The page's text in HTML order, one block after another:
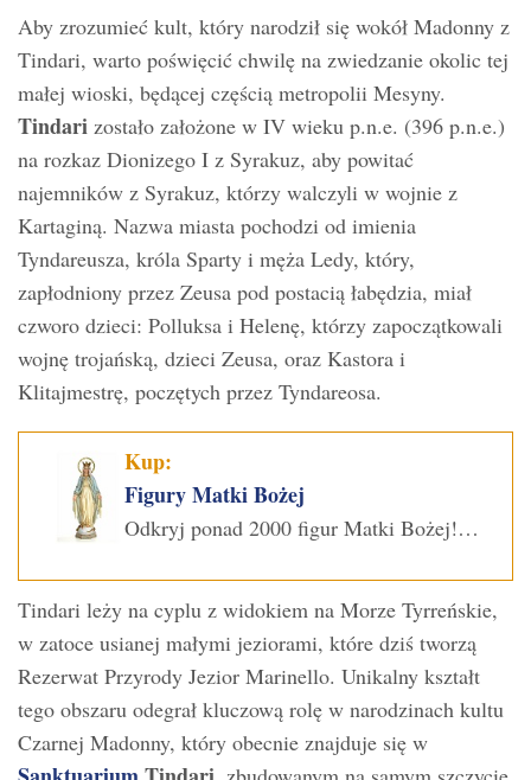
Aby zrozumieć kult, który narodził się wokół Madonny z
Tindari, warto poświęcić chwilę na zwiedzanie okolic tej
małej wioski, będącej częścią metropolii Mesyny.
Tindari zostało założone w IV wieku p.n.e. (396 p.n.e.)
na rozkaz Dionizego I z Syrakuz, aby powitać
najemników z Syrakuz, którzy walczyli w wojnie z
Kartaginą. Nazwa miasta pochodzi od imienia
Tyndareusza, króla Sparty i męża Ledy, który,
zapłodniony przez Zeusa pod postacią łabędzia, miał
czworo dzieci: Polluksa i Helenę, którzy zapoczątkowali
wojnę trojańską, dzieci Zeusa, oraz Kastora i
Klitajmestrę, poczętych przez Tyndareosa.
Kup:
Figury Matki Bożej
Odkryj ponad 2000 figur Matki Bożej!…
Tindari leży na cyplu z widokiem na Morze Tyrreńskie,
w zatoce usianej małymi jeziorami, które dziś tworzą
Rezerwat Przyrody Jezior Marinello. Unikalny kształt
tego obszaru odegrał kluczową rolę w narodzinach kultu
Czarnej Madonny, który obecnie znajduje się w